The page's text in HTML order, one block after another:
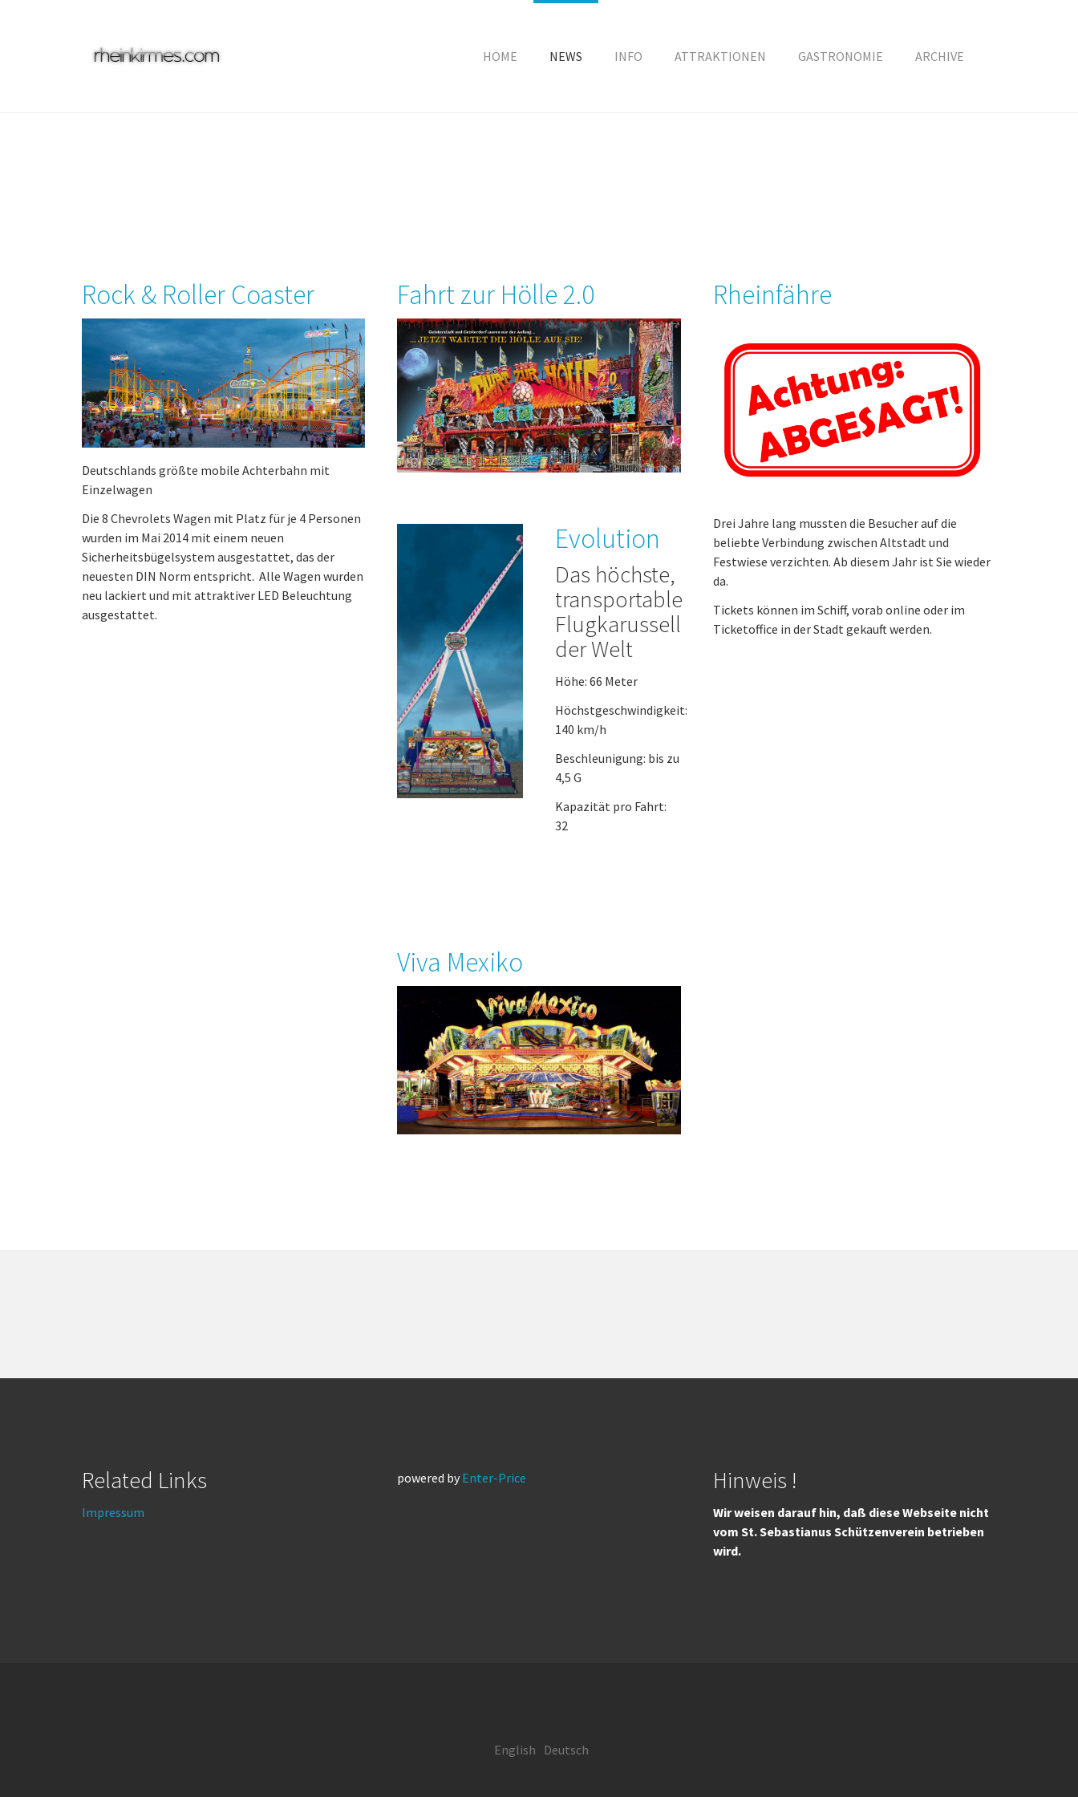
HOME NEWS INFO ATTRAKTIONEN GASTRONOMIE ARCHIVE
Rock & Roller Coaster
Deutschlands größte mobile Achterbahn mit
Einzelwagen
Die 8 Chevrolets Wagen mit Platz für je 4 Personen
wurden im Mai 2014 mit einem neuen
Sicherheitsbügelsystem ausgestattet, das der
neuesten DIN Norm entspricht. Alle Wagen wurden
neu lackiert und mit attraktiver LED Beleuchtung
ausgestattet.
Fahrt zur Hölle 2.0
Evolution
Das höchste,
transportable
Flugkarussell
der Welt
Höhe: 66 Meter
Höchstgeschwindigkeit:
140 km/h
Beschleunigung: bis zu
4,5 G
Kapazität pro Fahrt:
32
Viva Mexiko
Rheinfähre
Drei Jahre lang mussten die Besucher auf die
beliebte Verbindung zwischen Altstadt und
Festwiese verzichten. Ab diesem Jahr ist Sie wieder
da.
Tickets können im Schiff, vorab online oder im
Ticketoffice in der Stadt gekauft werden.
Related Links
Impressum
powered by Enter-Price Hinweis !
Wir weisen darauf hin, daß diese Webseite nicht
vom St. Sebastianus Schützenverein betrieben
wird.
English Deutsch